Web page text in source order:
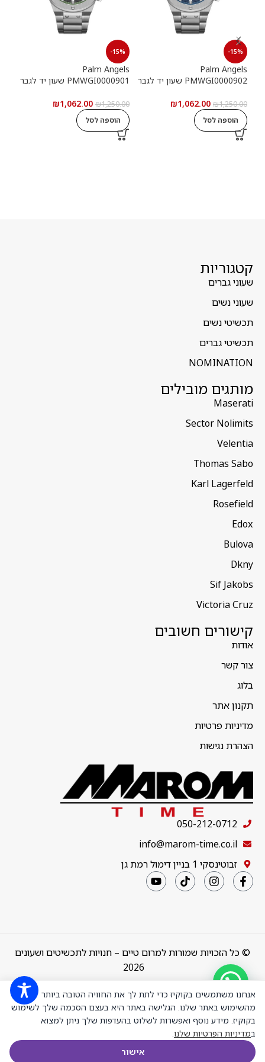
-15%
Palm Angels
PMWGI0000902 שעון יד לגבר
₪1,250.00
₪1,062.00
הוספה לסל
-15%
Palm Angels
PMWGI0000901 שעון יד לגבר
₪1,250.00
₪1,062.00
הוספה לסל
קטגוריות
שעוני גברים
שעוני נשים
תכשיטי נשים
תכשיטי גברים
NOMINATION
מותגים מובילים
Maserati
Sector Nolimits
Velentia
Thomas Sabo
Karl Lagerfeld
Rosefield
Edox
Bulova
Dkny
Sif Jakobs
Victoria Cruz
קישורים חשובים
אודות
צור קשר
בלוג
תקנון אתר
מדיניות פרטיות
הצהרת נגישות
050-212-0712
info@marom-time.co.il
זבוטינסקי 1 בניין דימול רמת גן
© כל הזכויות שמורות למרום טיים – חנויות לתכשיטים ושעונים
2026
Design & Code bythebuildupארבע שיניים
קולקציה 1 אורך
17 סמ כסף
מצופה זהב לבן
₪949.00 הוספה
אנחנו משתמשים בקוקיז כדי לתת לך את החוויה הטובה ביותר
מהשימוש באתר שלנו. הגלישה באתר היא בעצם הסכמה שלך לשימוש
בקוקיז. מידע נוסף ואפשרות לשלוט בהעדפות שלך ניתן למצוא
במדיניות הפרטיות שלנו.
אישור